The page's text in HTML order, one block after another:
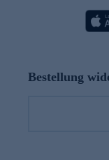
Bestellung